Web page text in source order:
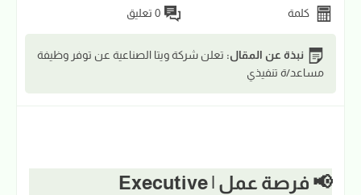
كلمة
0 تعليق
نبذة عن المقال: تعلن شركة ويتا الصناعية عن توفر وظيفة
مساعد/ة تنفيذي
📢 فرصة عمل | Executive